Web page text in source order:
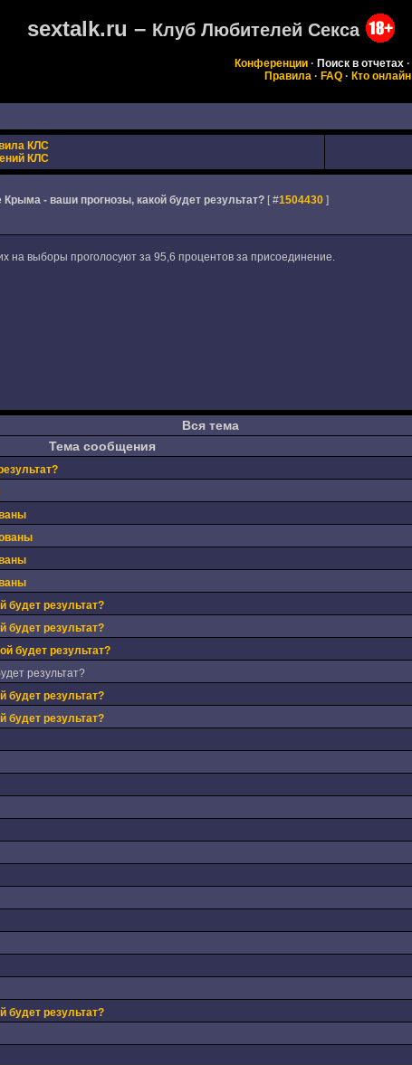
sextalk.ru – Клуб Любителей Секса
Конференции· Поиск в отчетах·
Правила · FAQ · Кто онлайн
КЛС
КЛС
- ваши прогнозы, какой будет результат? [ #1504430]
на выборы проголосуют за 95,6 процентов за присоединение.
Вся тема
Тема сообщения
будет результат?
будет результат?
будет результат?
результат?
будет результат?
будет результат?
будет результат?